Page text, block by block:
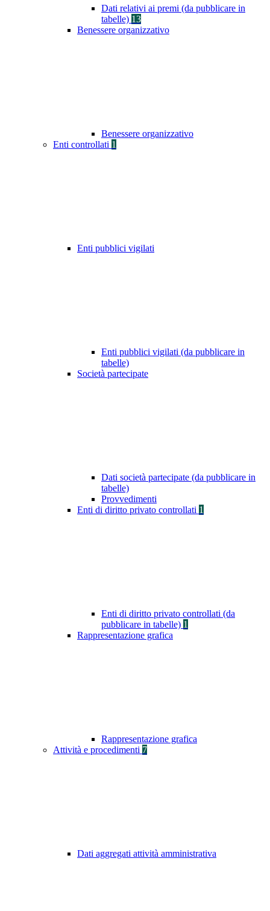
Dati relativi ai premi (da pubblicare in
tabelle) 13
Benessere organizzativo
Benessere organizzativo
Enti controllati 1
Enti pubblici vigilati
Enti pubblici vigilati (da pubblicare in
tabelle)
Società partecipate
Dati società partecipate (da pubblicare in
tabelle)
Provvedimenti
Enti di diritto privato controllati 1
Enti di diritto privato controllati (da
pubblicare in tabelle) 1
Rappresentazione grafica
Rappresentazione grafica
Attività e procedimenti 7
Dati aggregati attività amministrativa